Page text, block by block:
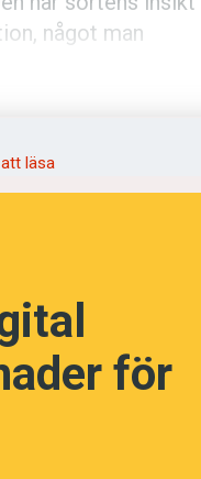
något man
läsa
för